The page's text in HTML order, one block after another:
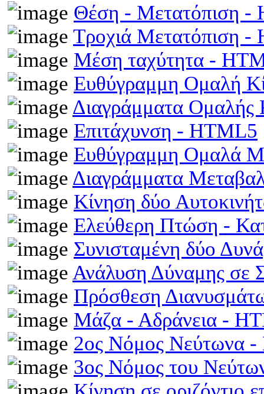
Θέση - Μετατόπιση -
Τροχιά Μετατόπιση -
Μέση ταχύτητα -
Ευθύγραμμη Ομαλή
Διαγράμματα
Επιτάχυνση - HTML5
Ευθύγραμμη Ομαλά
Διαγράμματα
Κίνηση δύο
Ελεύθερη Πτώση -
Συνισταμένη δύο
Ανάλυση Δύναμης σε
Πρόσθεση
Μάζα - Αδράνεια -
2ος Νόμος Νεύτωνα
3ος Νόμος του